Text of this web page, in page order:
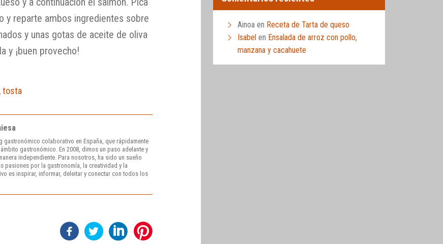
y reparte ambos ingredientes sobre
y unas gotas de aceite de oliva
y ¡buen provecho!
,tosta
gastronómico colaborativo en España, que rápidamente
gastronómico. En 2008, dimos un paso adelante y
independiente. Para nosotros, ha sido un sueño
pasiones por la gastronomía, la creatividad y la
es inspirar, informar, deleitar y conectar con todos los
Ainoa en Receta de Tarta de queso
Isabel en Ensalada de arroz con pollo,
manzana y cacahuete